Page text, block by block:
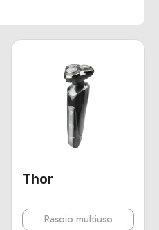
Thor
Rasoio multiuso